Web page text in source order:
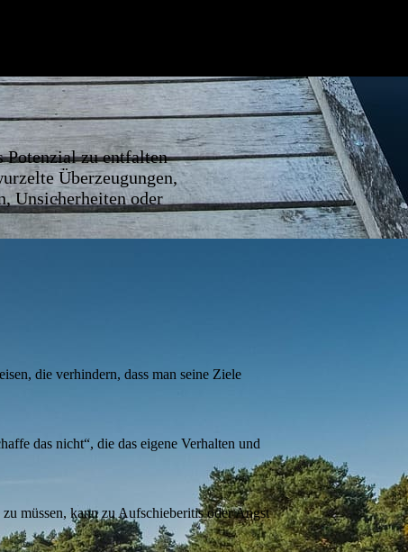
Potenzial zu entfalten
Überzeugungen,
Unsicherheiten oder
die verhindern, dass man seine Ziele
das nicht“, die das eigene Verhalten und
müssen, kann zu Aufschieberitis oder Angst